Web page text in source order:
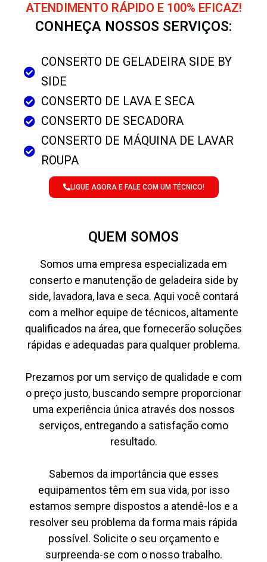
ATENDIMENTO RÁPIDO E 100% EFICAZ!
CONHEÇA NOSSOS SERVIÇOS:
CONSERTO DE GELADEIRA SIDE BY
SIDE
CONSERTO DE LAVA E SECA
CONSERTO DE SECADORA
CONSERTO DE MÁQUINA DE LAVAR
ROUPA
LIGUE AGORA E FALE COM UM TÉCNICO!
QUEM SOMOS
Somos uma empresa especializada em
conserto e manutenção de geladeira side by
side, lavadora, lava e seca. Aqui você contará
com a melhor equipe de técnicos, altamente
qualificados na área, que fornecerão soluções
rápidas e adequadas para qualquer problema.
Prezamos por um serviço de qualidade e com
o preço justo, buscando sempre proporcionar
uma experiência única através dos nossos
serviços, entregando a satisfação como
resultado.
Sabemos da importância que esses
equipamentos têm em sua vida, por isso
estamos sempre dispostos a atendê-los e a
resolver seu problema da forma mais rápida
possível. Solicite o seu orçamento e
surpreenda-se com o nosso trabalho.